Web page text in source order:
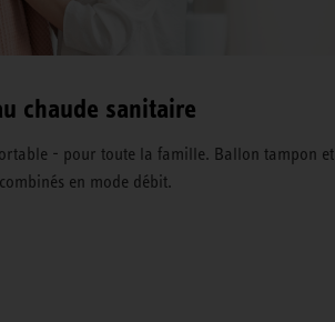
chaude sanitaire
- pour toute la famille. Ballon tampon et
en mode débit.